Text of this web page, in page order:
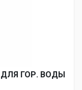
ГОР. ВОДЫ